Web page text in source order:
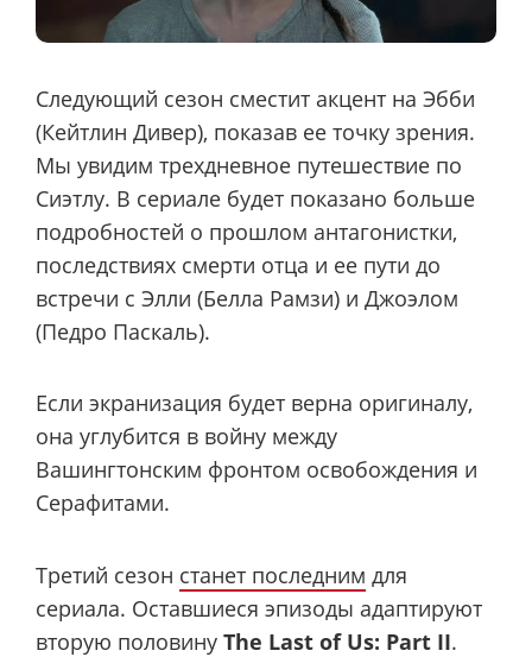
Следующий сезон сместит акцент на Эбби
(Кейтлин Дивер), показав ее точку зрения.
Мы увидим трехдневное путешествие по
Сиэтлу. В сериале будет показано больше
подробностей о прошлом антагонистки,
последствиях смерти отца и ее пути до
встречи с Элли (Белла Рамзи) и Джоэлом
(Педро Паскаль).
Если экранизация будет верна оригиналу,
она углубится в войну между
Вашингтонским фронтом освобождения и
Серафитами.
Третий сезон станет последним для
сериала. Оставшиеся эпизоды адаптируют
вторую половину The Last of Us: Part II.